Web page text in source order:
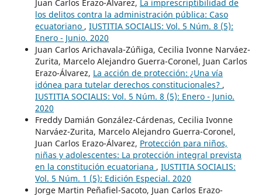
Juan Carlos Erazo-Álvarez, La imprescriptibilidad de
los delitos contra la administración pública: Caso
ecuatoriano , IUSTITIA SOCIALIS: Vol. 5 Núm. 8 (5):
Enero - Junio. 2020
Juan Carlos Arichavala-Zúñiga, Cecilia Ivonne Narváez-
Zurita, Marcelo Alejandro Guerra-Coronel, Juan Carlos
Erazo-Álvarez, La acción de protección: ¿Una vía
idónea para tutelar derechos constitucionales? ,
IUSTITIA SOCIALIS: Vol. 5 Núm. 8 (5): Enero - Junio.
2020
Freddy Damián González-Cárdenas, Cecilia Ivonne
Narváez-Zurita, Marcelo Alejandro Guerra-Coronel,
Juan Carlos Erazo-Álvarez, Protección para niños,
niñas y adolescentes: La protección integral prevista
en la constitución ecuatoriana , IUSTITIA SOCIALIS:
Vol. 5 Núm. 1 (5): Edición Especial. 2020
Jorge Martin Peñafiel-Sacoto, Juan Carlos Erazo-